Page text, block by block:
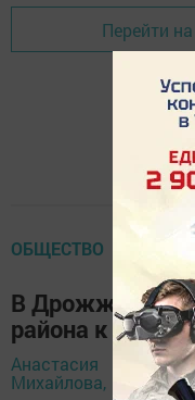
Перейти
ОБЩЕСТВО
В Дрожжаном
района к
Анастасия
Михайлова,